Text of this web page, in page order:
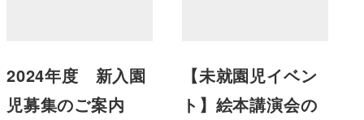
2024年度 新入園
児募集のご案内
【未就園児イベン
ト】絵本講演会の